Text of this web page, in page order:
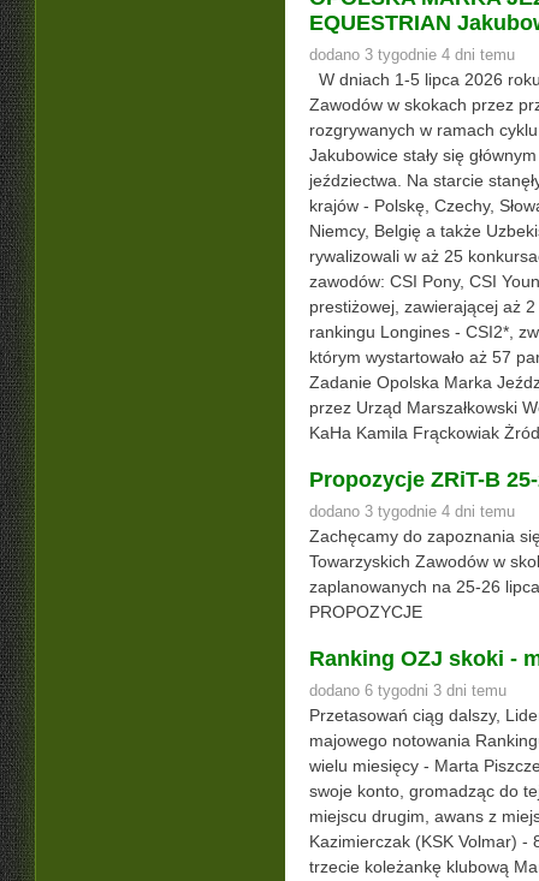
EQUESTRIAN
dodano 3 tygodnie 4 dni temu
W dniach 1-5 lipca 2026
Zawodów w skokach przez
rozgrywanych w ramach
Jakubowice stały się
jeździectwa. Na starcie
krajów - Polskę, Czechy,
Niemcy, Belgię a także
rywalizowali w aż 25
zawodów: CSI Pony, CSI
prestiżowej, zawierającej aż
rankingu Longines - CSI2*,
którym wystartowało aż 57
Zadanie Opolska Marka
przez Urząd Marszałkowski
KaHa Kamila Frąckowiak
Propozycje ZRiT-B
dodano 3 tygodnie 4 dni temu
Zachęcamy do zapoznania
Towarzyskich Zawodów w
zaplanowanych na 25-26
PROPOZYCJE
Ranking OZJ skoki -
dodano 6 tygodni 3 dni temu
Przetasowań ciąg dalszy,
majowego notowania
wielu miesięcy - Marta
swoje konto, gromadząc do
miejscu drugim, awans z
Kazimierczak (KSK Volmar) -
trzecie koleżankę klubową